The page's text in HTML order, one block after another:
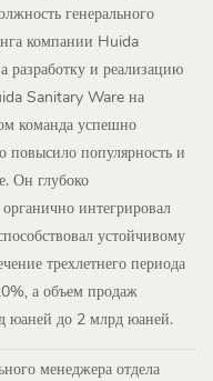
генерального
компании Huida
и реализацию
Sanitary Ware на
команда успешно
повысило популярность и
Он глубоко
интегрировал
устойчивому
трехлетнего периода
а объем продаж
юаней до 2 млрд юаней.
менеджера отдела